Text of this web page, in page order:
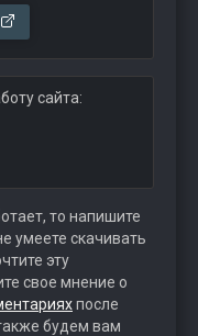
сайта:
то напишите
умеете скачивать
эту
свое мнение о
после
будем вам